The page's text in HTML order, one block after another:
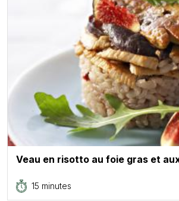
Veau en risotto au foie gras et
15 minutes